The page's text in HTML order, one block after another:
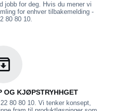
jobb for deg. Hvis du mener vi
for enhver tilbakemelding -
80 80 10.
OG KJØPSTRYHHGET
80 80 10. Vi tenker konsept,